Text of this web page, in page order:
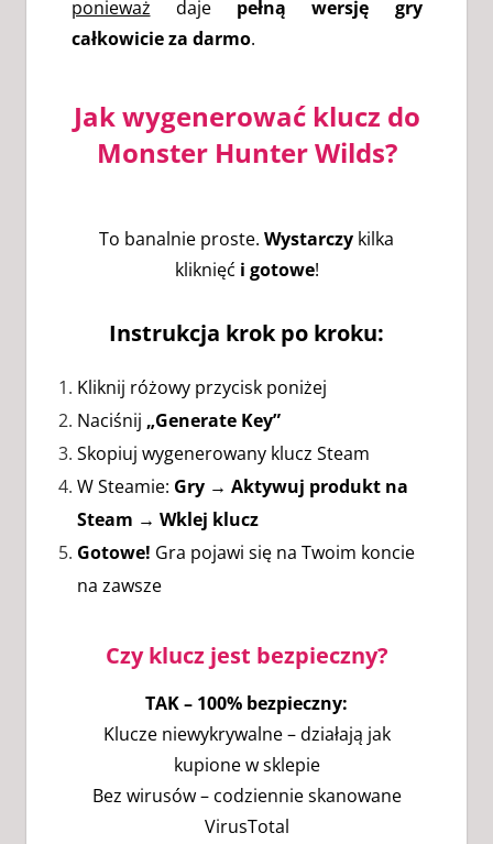
ponieważ daje pełną wersję gry
całkowicie za darmo.
Jak wygenerować klucz do
Monster Hunter Wilds?
To banalnie proste. Wystarczy kilka
kliknięć i gotowe!
Instrukcja krok po kroku:
Kliknij różowy przycisk poniżej
Naciśnij „Generate Key”
Skopiuj wygenerowany klucz Steam
W Steamie: Gry → Aktywuj produkt na
Steam → Wklej klucz
Gotowe! Gra pojawi się na Twoim koncie
na zawsze
Czy klucz jest bezpieczny?
TAK – 100% bezpieczny:
Klucze niewykrywalne – działają jak
kupione w sklepie
Bez wirusów – codziennie skanowane
VirusTotal